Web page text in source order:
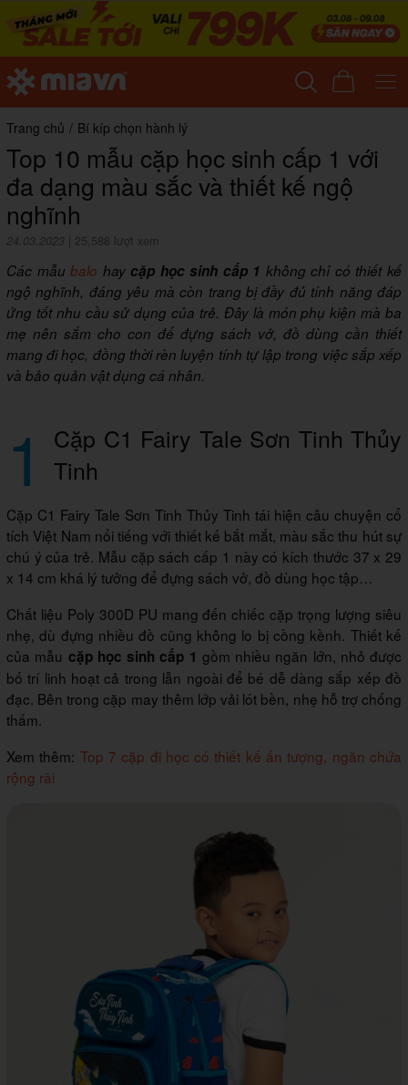
Trang chủ / Bí kíp chọn hành lý
Top 10 mẫu cặp học sinh cấp 1 với
đa dạng màu sắc và thiết kế ngộ
nghĩnh
24.03.2023 25,588 lượt xem
Các mẫubalo hay cặp học sinh cấp 1 không chỉ có thiết kế
ngộ nghĩnh, đáng yêu mà còn trang bị đầy đủ tính năng đáp
ứng tốt nhu cầu sử dụng của trẻ. Đây là món phụ kiện mà ba
mẹ nên sắm cho con để đựng sách vở, đồ dùng cần thiết
mang đi học, đồng thời rèn luyện tính tự lập trong việc sắp xếp
và bảo quản vật dụng cá nhân.
1
Cặp C1 Fairy Tale Sơn Tinh Thủy
Tinh
Cặp C1 Fairy Tale Sơn Tinh Thủy Tinh tái hiện câu chuyện cổ
tích Việt Nam nổi tiếng với thiết kế bắt mắt, màu sắc thu hút sự
chú ý của trẻ. Mẫu cặp sách cấp 1 này có kích thước 37 x 29
x 14 cm khá lý tưởng để đựng sách vở, đồ dùng học tập…
Chất liệu Poly 300D PU mang đến chiếc cặp trọng lượng siêu
nhẹ, dù đựng nhiều đồ cũng không lo bị cồng kềnh. Thiết kế
của mẫu cặp học sinh cấp 1 gồm nhiều ngăn lớn, nhỏ được
bố trí linh hoạt cả trong lẫn ngoài để bé dễ dàng sắp xếp đồ
đạc. Bên trong cặp may thêm lớp vải lót bền, nhẹ hỗ trợ chống
thấm.
Xem thêm: Top 7 cặp đi học có thiết kế ấn tượng, ngăn chứa
rộng rãi